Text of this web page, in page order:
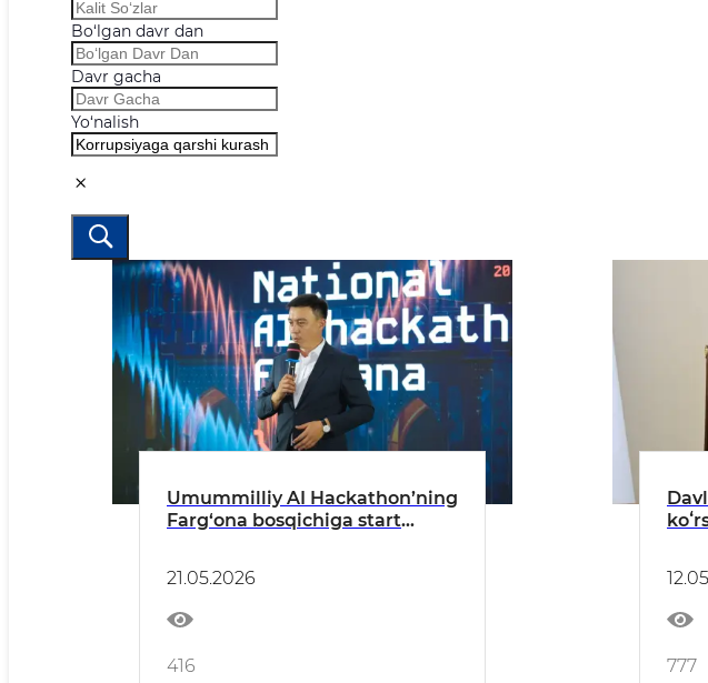
Bo‘lgan davr dan
Davr gacha
Yo‘nalish
Umummilliy AI Hackathon’ning
Farg‘ona bosqichiga start
21.05.2026
416 777